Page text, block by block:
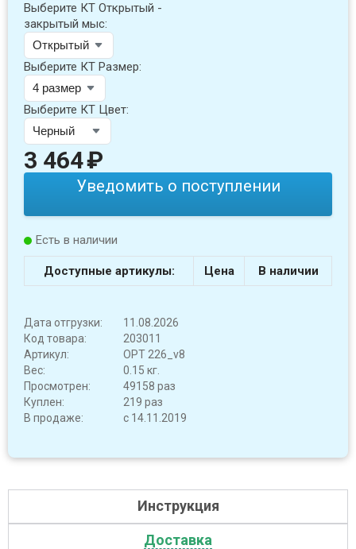
Выберите КТ Открытый -
закрытый мыс:
Выберите КТ Размер:
Выберите КТ Цвет:
3 464₽
Уведомить о поступлении
Есть в наличии
Доступные артикулы: Цена В наличии
Дата отгрузки:
11.08.2026
Код товара:
203011
Артикул:
OPT 226_v8
Вес:
0.15 кг.
Просмотрен:
49158 раз
Куплен:
219 раз
В продаже:
с 14.11.2019
Инструкция
Доставка